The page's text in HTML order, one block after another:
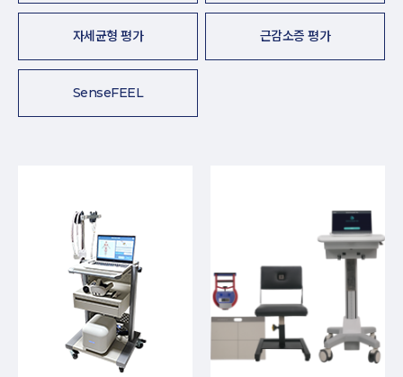
자세균형 평가 근감소증 평가
SenseFEEL